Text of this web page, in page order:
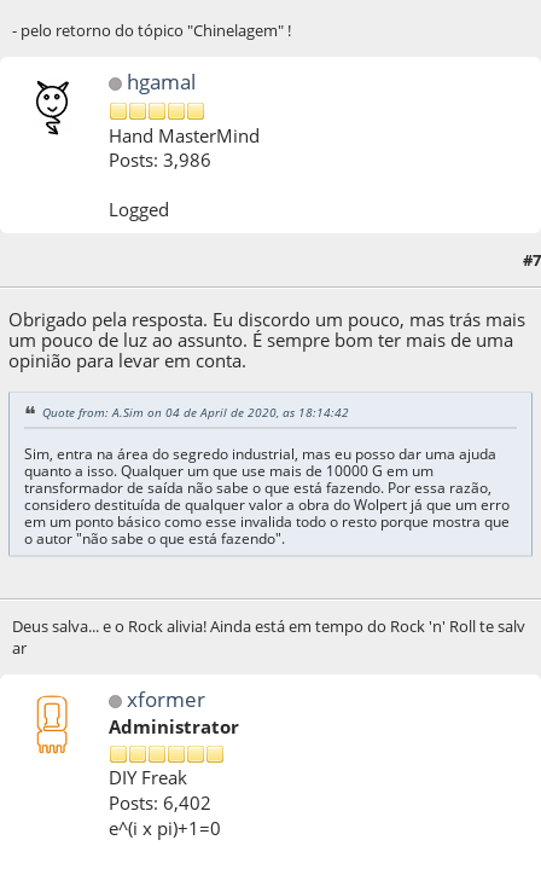
- pelo retorno do tópico "Chinelagem" !
hgamal
Hand MasterMind
Posts: 3,986
Logged
#7
Obrigado pela resposta. Eu discordo um pouco, mas trás mais
um pouco de luz ao assunto. É sempre bom ter mais de uma
opinião para levar em conta.
Quote from: A.Sim on 04 de April de 2020, as 18:14:42
Sim, entra na área do segredo industrial, mas eu posso dar uma ajuda
quanto a isso. Qualquer um que use mais de 10000 G em um
transformador de saída não sabe o que está fazendo. Por essa razão,
considero destituída de qualquer valor a obra do Wolpert já que um erro
em um ponto básico como esse invalida todo o resto porque mostra que
o autor "não sabe o que está fazendo".
Deus salva... e o Rock alivia! Ainda está em tempo do Rock 'n' Roll te salv
ar
xformer
Administrator
DIY Freak
Posts: 6,402
e^(i x pi)+1=0